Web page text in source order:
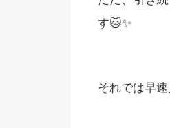
す🐱✨
それでは早